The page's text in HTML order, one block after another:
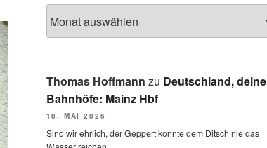
Thomas Hoffmann zu Deutschland, deine
Bahnhöfe: Mainz Hbf
10. MAI 2026
Sind wir ehrlich, der Geppert konnte dem Ditsch nie das